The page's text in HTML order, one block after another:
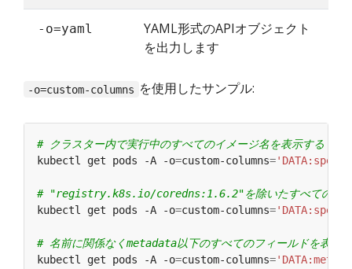
-o=yaml
YAML形式のAPIオブジェクト
を出力します
-o=custom-columns を使用したサンプル:
# クラスター内で実行中のすべてのイメージ名を表示する
kubectl get pods -A -o=custom-columns=
# "registry.k8s.io/coredns:1.6.2"を除いたすべてのイメ
kubectl get pods -A -o=custom-columns=
# 名前に関係なくmetadata以下のすべてのフィールドを表示
kubectl get pods -A -o=custom-columns=